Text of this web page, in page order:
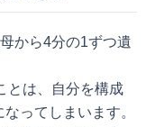
から4分の1ずつ遺
とは、自分を構成
ってしまいます。